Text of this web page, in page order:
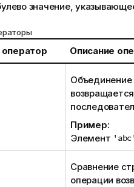
значение,
Описание
Объединение
Пример:
Элемент
Сравнение
операции